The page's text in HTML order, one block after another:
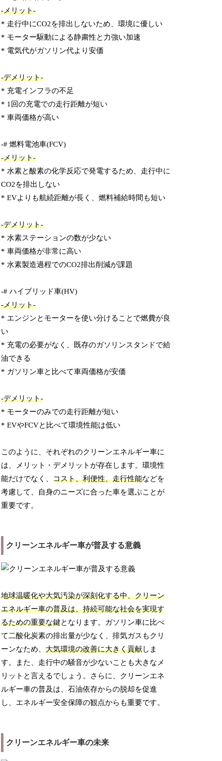
-メリット-
* 走行中にCO2を排出しないため、環境に優しい
* モーター駆動による静粛性と力強い加速
* 電気代がガソリン代より安価
-デメリット-
* 充電インフラの不足
* 1回の充電での走行距離が短い
* 車両価格が高い
-# 燃料電池車(FCV)
-メリット-
* 水素と酸素の化学反応で発電するため、走行中に
CO2を排出しない
* EVよりも航続距離が長く、燃料補給時間も短い
-デメリット-
* 水素ステーションの数が少ない
* 車両価格が非常に高い
* 水素製造過程でのCO2排出削減が課題
-# ハイブリッド車(HV)
-メリット-
* エンジンとモーターを使い分けることで燃費が良
い
* 充電の必要がなく、既存のガソリンスタンドで給
油できる
* ガソリン車と比べて車両価格が安価
-デメリット-
* モーターのみでの走行距離が短い
* EVやFCVと比べて環境性能は低い
このように、それぞれのクリーンエネルギー車に
は、メリット・デメリットが存在します。環境性
能だけでなく、コスト、利便性、走行性能などを
考慮して、自身のニーズに合った車を選ぶことが
重要です。
クリーンエネルギー車が普及する意義
地球温暖化や大気汚染が深刻化する中、クリーン
エネルギー車の普及は、持続可能な社会を実現す
るための重要な鍵となります。ガソリン車に比べ
て二酸化炭素の排出量が少なく、排気ガスもクリ
ーンなため、大気環境の改善に大きく貢献しま
す。また、走行中の騒音が少ないことも大きなメ
リットと言えるでしょう。さらに、クリーンエネ
ルギー車の普及は、石油依存からの脱却を促進
し、エネルギー安全保障の観点からも重要です。
クリーンエネルギー車の未来